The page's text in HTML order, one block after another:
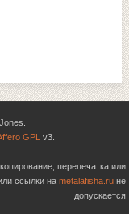
GPL v3.
перепечатка или
ссылки на metalafisha.ru не
допускается